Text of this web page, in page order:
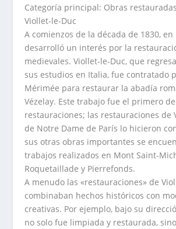
Categoría principal: Obras
Viollet-le-Duc
A comienzos de la década de 1830, en
desarrolló un interés por la
medievales. Viollet-le-Duc, que
sus estudios en Italia, fue contratado
Mérimée para restaurar la abadía
Vézelay. Este trabajo fue el primero
restauraciones; las restauraciones de
de Notre Dame de París lo hicieron
sus otras obras importantes se
trabajos realizados en Mont Saint-
Roquetaillade y Pierrefonds.
A menudo las «restauraciones» de
combinaban hechos históricos con
creativas. Por ejemplo, bajo su
no solo fue limpiada y restaurada,